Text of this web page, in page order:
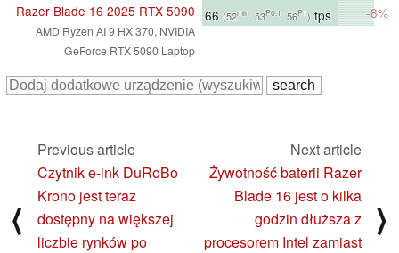
Razer Blade 16 2025 RTX 5090
AMD Ryzen AI 9 HX 370, NVIDIA
GeForce RTX 5090 Laptop
66 (52min , 53P0.1 , 56P1) fps -8%
⟨
Previous article
Czytnik e-ink DuRoBo
Krono jest teraz
dostępny na większej
liczbie rynków po
Next article
Żywotność baterii Razer
Blade 16 jest o kilka
godzin dłuższa z
procesorem Intel zamiast
⟩